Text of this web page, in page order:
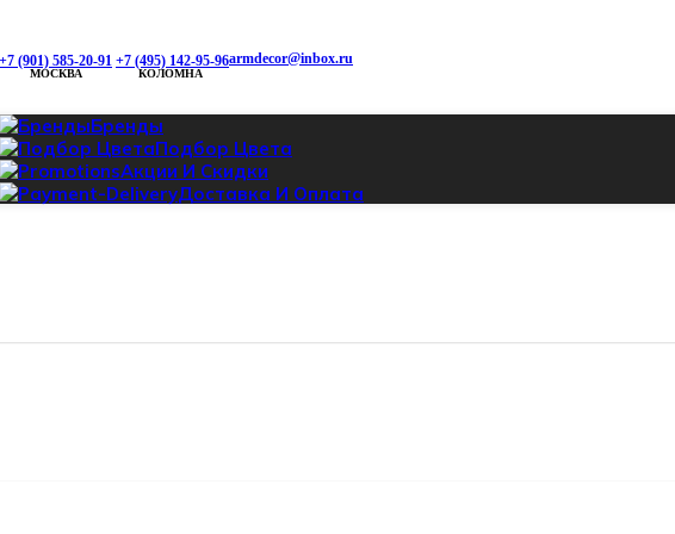
+7 (901) 585-20-91
МОСКВА
+7 (495) 142-95-96
КОЛОМНА
armdecor@inbox.ru
Бренды
Подбор Цвета
Акции И Скидки
Доставка И Оплата